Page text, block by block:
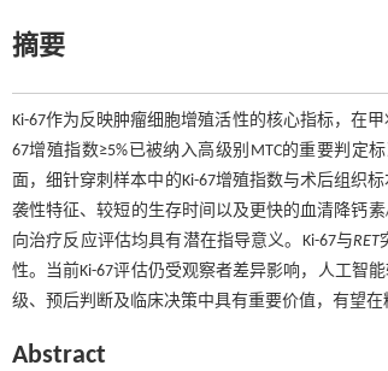
摘要
Ki-67作为反映肿瘤细胞增殖活性的核心指标，在
67增殖指数≥5%已被纳入高级别MTC的重要判定
面，细针穿刺样本中的Ki-67增殖指数与术后组织
袭性特征、较短的生存时间以及更快的血清降钙
向治疗反应评估均具有潜在指导意义。Ki-67与RET
性。当前Ki-67评估仍受观察者差异影响，人工智
级、预后判断及临床决策中具有重要价值，有望在
Abstract